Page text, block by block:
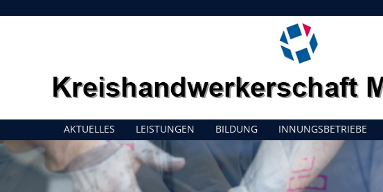
AKTUELLES LEISTUNGEN BILDUNG INNUNGSBETRIEBE